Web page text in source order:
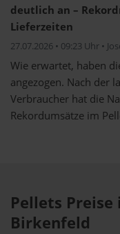
deutlich an –
Lieferzeiten
27.07.2026 • 09:23 Uhr •
Wie erwartet, haben
angezogen. Nach der
Verbraucher hat die
Rekordumsätze im
Pellets
Birkenfeld